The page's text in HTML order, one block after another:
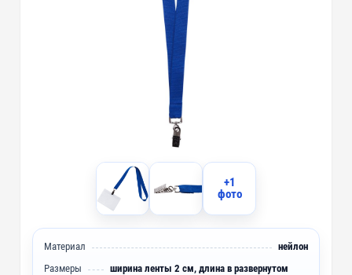
+1
фото
Материал
нейлон
Размеры
ширина ленты 2 см, длина в развернутом